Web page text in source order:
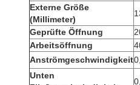
Externe Größe
(Millimeter)
Geprüfte Öffnung
Arbeitsöffnung
Anströmgeschwindigkeit
Unten